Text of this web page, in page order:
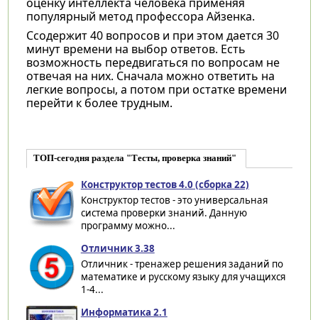
популярный метод профессора Айзенка.
Ссодержит 40 вопросов и при этом дается 30
минут времени на выбор ответов. Есть
возможность передвигаться по вопросам не
отвечая на них. Сначала можно ответить на
легкие вопросы, а потом при остатке времени
перейти к более трудным.
ТОП-сегодня раздела "Тесты, проверка знаний"
Конструктор тестов 4.0 (сборка 22)
Конструктор тестов - это универсальная
система проверки знаний. Данную
программу можно...
Отличник 3.38
Отличник - тренажер решения заданий по
математике и русскому языку для учащихся
1-4...
Информатика 2.1